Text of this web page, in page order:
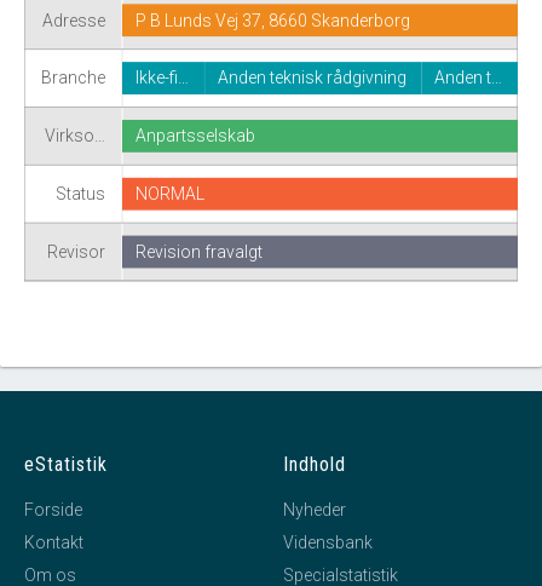
Adresse
Branche
Virkso…
Status
Revisor
P B Lunds Vej 37, 8660 Skanderborg
Ikke-fi… Anden teknisk rådgivning Anden t…
Anpartsselskab
NORMAL
Revision fravalgt
eStatistik
Forside
Kontakt
Om os
Indhold
Nyheder
Vidensbank
Specialstatistik